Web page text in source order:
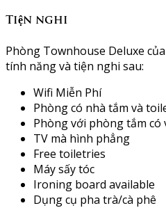
Tiện nghi
Phòng Townhouse Deluxe
tính năng và tiện nghi sau:
Wifi Miễn Phí
Phòng có nhà tắm và
Phòng với phòng tắm có
TV mà hình phẳng
Free toiletries
Máy sấy tóc
Ironing board available
Dụng cụ pha trà/cà phê